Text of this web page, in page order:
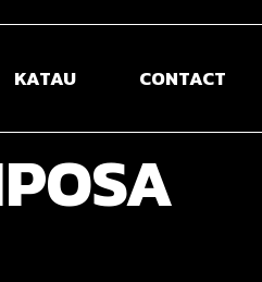
KATAU CONTACT
DESIGN &
ANIMATION &